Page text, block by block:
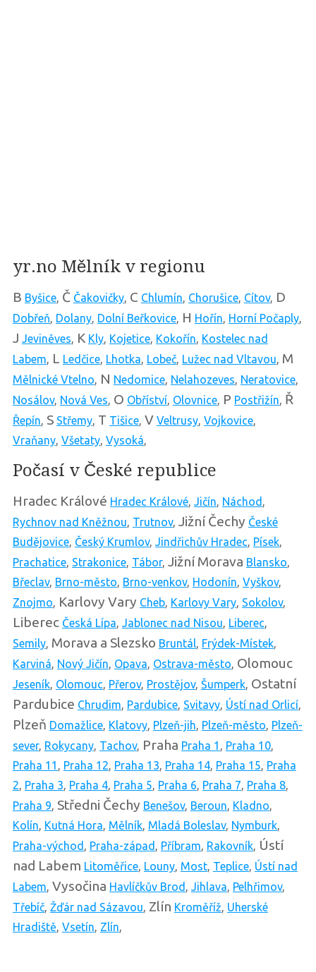
yr.no Mělník v regionu
B Byšice, Č Čakovičky, C Chlumín, Chorušice, Cítov, D
Dobřeň, Dolany, Dolní Beřkovice, H Hořín, Horní Počaply,
J Jeviněves, K Kly, Kojetice, Kokořín, Kostelec nad
Labem, L Ledčice, Lhotka, Lobeč, Lužec nad Vltavou, M
Mělnické Vtelno, N Nedomice, Nelahozeves, Neratovice,
Nosálov, Nová Ves, O Obříství, Olovnice, P Postřižín, Ř
Řepín, S Střemy, T Tišice, V Veltrusy, Vojkovice,
Vraňany, Všetaty, Vysoká,
Počasí v České republice
Hradec Králové Hradec Králové, Jičín, Náchod ,
Rychnov nad Kněžnou, Trutnov, Jižní Čechy České
Budějovice, Český Krumlov, Jindřichův Hradec, Písek,
Prachatice, Strakonice, Tábor, Jižní Morava Blansko,
Břeclav, Brno-město, Brno-venkov, Hodonín, Vyškov,
Znojmo, Karlovy Vary Cheb, Karlovy Vary, Sokolov,
Liberec Česká Lípa, Jablonec nad Nisou, Liberec,
Semily, Morava a Slezsko Bruntál, Frýdek-Místek,
Karviná, Nový Jičín, Opava, Ostrava-město, Olomouc
Jeseník, Olomouc, Přerov, Prostějov, Šumperk, Ostatní
Pardubice Chrudim, Pardubice, Svitavy, Ústí nad Orlicí,
Plzeň Domažlice, Klatovy, Plzeň-jih, Plzeň-město, Plzeň-
sever, Rokycany, Tachov, Praha Praha 1 , Praha 10,
Praha 11 , Praha 12, Praha 13, Praha 14, Praha 15, Praha
2, Praha 3, Praha 4, Praha 5, Praha 6, Praha 7, Praha 8,
Praha 9, Středni Čechy Benešov, Beroun, Kladno,
Kolín, Kutná Hora, Mělník, Mladá Boleslav, Nymburk,
Praha-východ , Praha-západ , Příbram, Rakovník, Ústí
nad Labem Litoměřice, Louny, Most, Teplice, Ústí nad
Labem, Vysočina Havlíčkův Brod , Jihlava, Pelhřimov,
Třebíč, Žďár nad Sázavou, Zlín Kroměříž, Uherské
Hradiště, Vsetín, Zlín,